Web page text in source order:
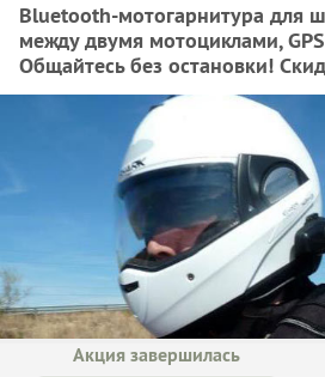
Bluetooth-мотогарнитура для
между двумя мотоциклами,
Общайтесь без остановки!
Акция завершилась